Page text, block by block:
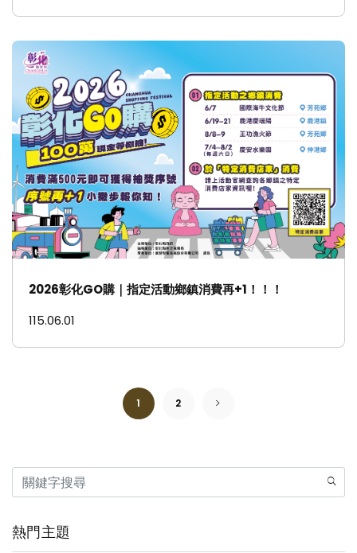
2026彰化GO購｜指定活動鄉鎮消費再+1！！！
115.06.01
1 2
熱門主題